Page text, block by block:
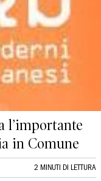
l’importante
in Comune
2 MINUTI DI LETTURA